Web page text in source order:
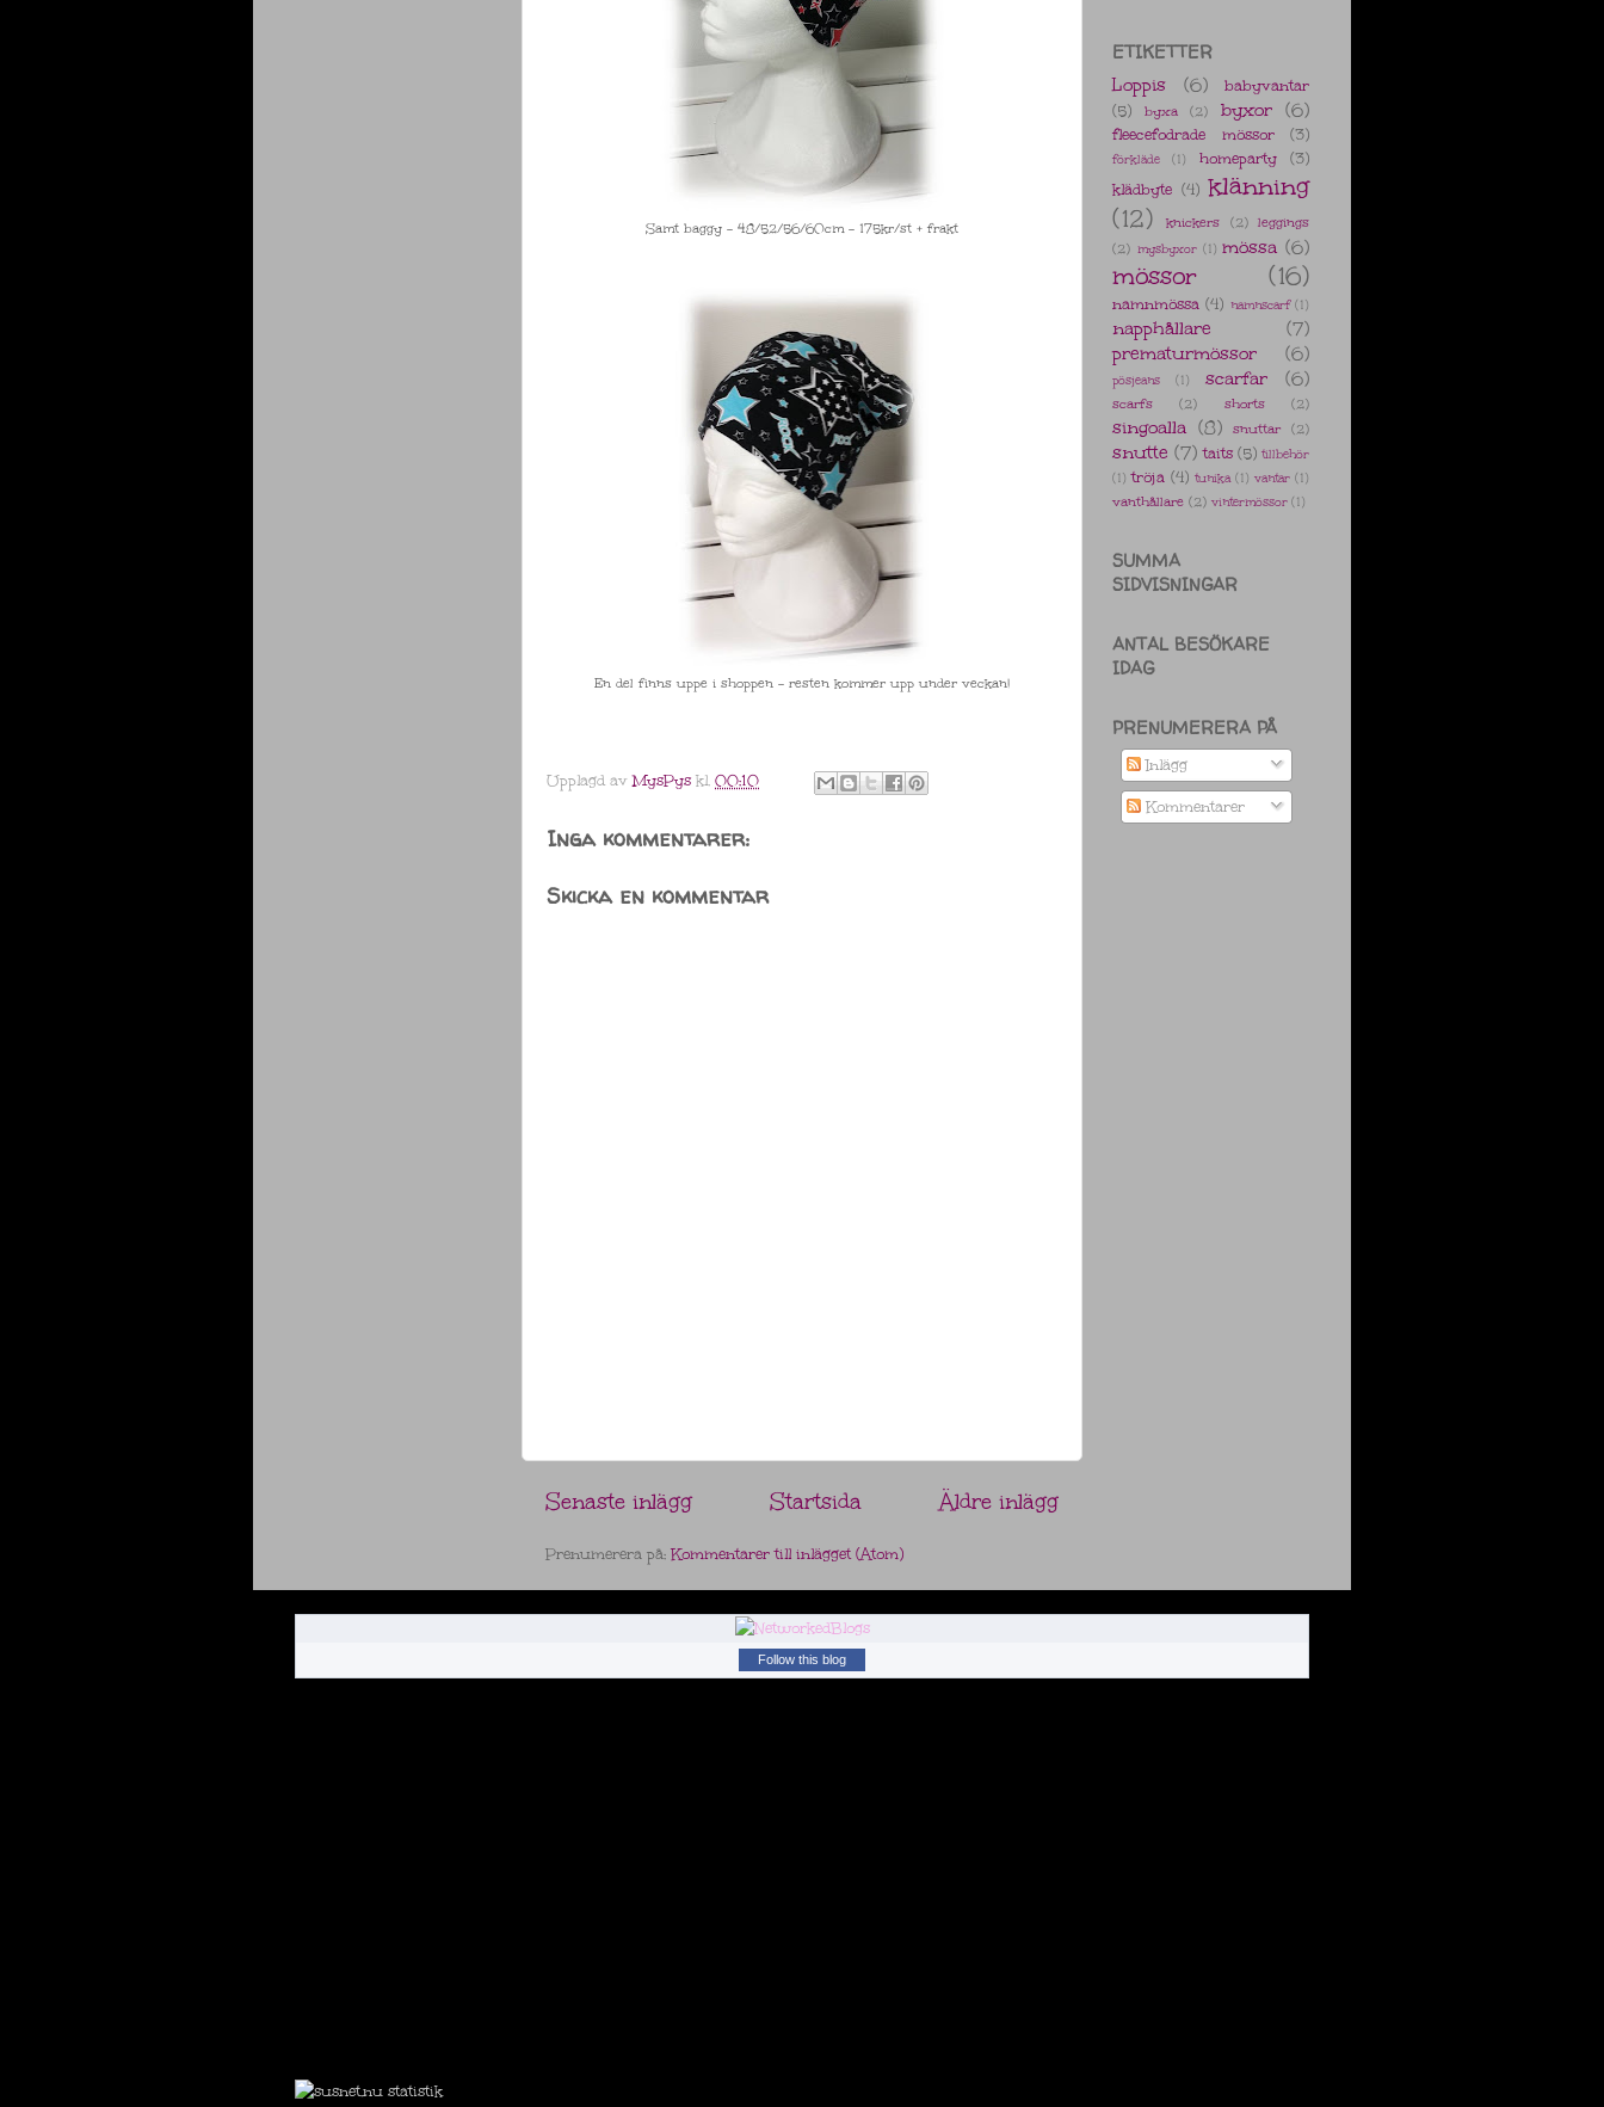
Samt baggy - 48/52/56/60cm - 175kr/st + frakt
En del finns uppe i shoppen - resten kommer upp under veckan!
Upplagd avMysPys kl. 00:10
Inga kommentarer:
Skicka en kommentar
Senaste inlägg Äldre inlägg
Startsida
Prenumerera på: Kommentarer till inlägget (Atom)
ETIKETTER
Loppis
(6)
babyvantar
(5)
byxa (2) byxor (6)
fleecefodrade mössor (3)
förkläde (1) homeparty
(3)
klädbyte (4) klänning
(12)
knickers (2) leggings
(2) mysbyxor (1) mössa (6)
mössor (16)
namnmössa (4) namnscarf (1)
napphållare
(7)
prematurmössor
(6)
pösjeans (1) scarfar (6)
scarfs (2) shorts (2)
singoalla (8) snuttar (2)
snutte (7) taits (5) tillbehör
(1) tröja (4) tunika (1) vantar (1)
vanthållare (2) vintermössor (1)
SUMMA
SIDVISNINGAR
ANTAL BESÖKARE
IDAG
PRENUMERERA PÅ
Inlägg
Kommentarer
Follow this blog